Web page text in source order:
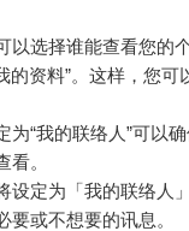
以选择谁能查看您的
的资料”。这样，您可
“我的联络人”可以确
。
设定为「我的联络人
或不想要的讯息。